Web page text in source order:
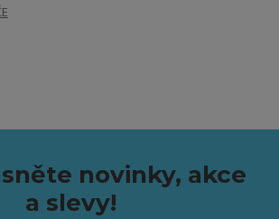
novinky, akce
a slevy!